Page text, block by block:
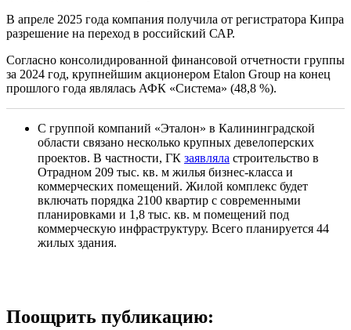
В апреле 2025 года компания получила от регистратора Кипра
разрешение на переход в российский САР.
Согласно консолидированной финансовой отчетности группы
за 2024 год, крупнейшим акционером Etalon Group на конец
прошлого года являлась АФК «Система» (48,8 %).
С группой компаний «Эталон» в Калининградской
области связано несколько крупных девелоперских
проектов. В частности, ГК заявляла строительство в
Отрадном 209 тыс. кв. м жилья бизнес-класса и
коммерческих помещений. Жилой комплекс будет
включать порядка 2100 квартир с современными
планировками и 1,8 тыс. кв. м помещений под
коммерческую инфраструктуру. Всего планируется 44
жилых здания.
Поощрить публикацию: